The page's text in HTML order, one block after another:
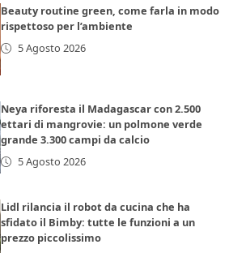
Beauty routine green, come farla in modo
rispettoso per l’ambiente
5 Agosto 2026
Neya riforesta il Madagascar con 2.500
ettari di mangrovie: un polmone verde
grande 3.300 campi da calcio
5 Agosto 2026
Lidl rilancia il robot da cucina che ha
sfidato il Bimby: tutte le funzioni a un
prezzo piccolissimo